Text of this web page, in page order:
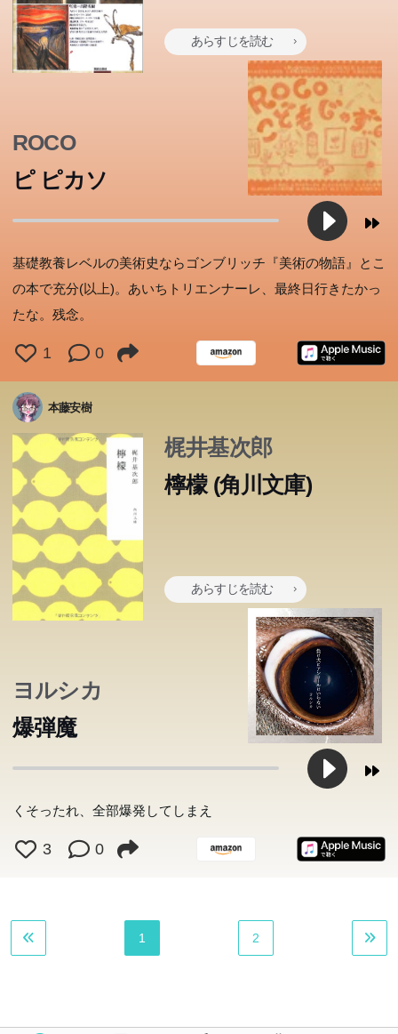
あらすじを読む
ROCO
ピ ピカソ
基礎教養レベルの美術史ならゴンブリッチ『美術の物語』とこ
の本で充分(以上)。あいちトリエンナーレ、最終日行きたかっ
たな。残念。
1 0
本藤安樹
梶井基次郎
檸檬 (角川文庫)
あらすじを読む
ヨルシカ
爆弾魔
くそったれ、全部爆発してしまえ
3 0
1 2